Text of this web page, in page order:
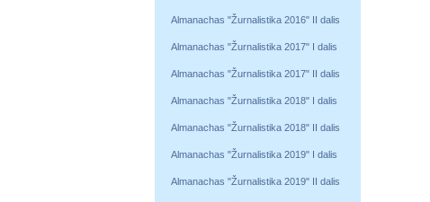
Almanachas "Žurnalistika 2016" II dalis
Almanachas "Žurnalistika 2017" I dalis
Almanachas "Žurnalistika 2017" II dalis
Almanachas "Žurnalistika 2018" I dalis
Almanachas "Žurnalistika 2018" II dalis
Almanachas "Žurnalistika 2019" I dalis
Almanachas "Žurnalistika 2019" II dalis